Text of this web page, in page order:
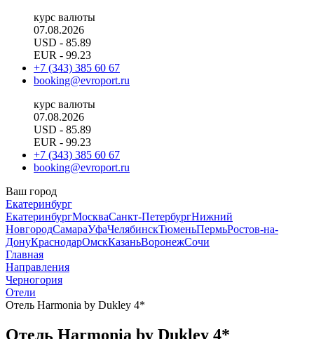
курс валюты
07.08.2026
USD - 85.89
EUR - 99.23
+7 (343) 385 60 67
booking@evroport.ru
курс валюты
07.08.2026
USD - 85.89
EUR - 99.23
+7 (343) 385 60 67
booking@evroport.ru
Ваш город
Екатеринбург
ЕкатеринбургМоскваСанкт-ПетербургНижний
НовгородСамараУфаЧелябинскТюменьПермьРостов-на-
ДонуКраснодарОмскКазаньВоронежСочи
Главная
Направления
Черногория
Отели
Отель Harmonia by Dukley 4*
Отель Harmonia by Dukley 4*